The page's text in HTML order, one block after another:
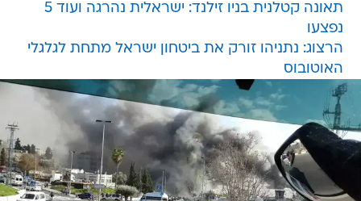
תאונה קטלנית בניו זילנד: ישראלית נהרגה ועוד 5
נפצעו
הרצוג: נתניהו זורק את ביטחון ישראל מתחת לגלגלי
האוטובוס